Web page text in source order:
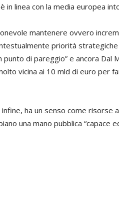
in linea con la media europea
mantenere ovvero
priorità
di pareggio” e ancora Dal
vicina ai 10 mld di euro per
ha un senso come
una mano pubblica “capace